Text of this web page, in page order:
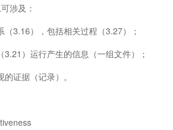
涉及：
），包括相关过程（3.27）；
）运行产生的信息（一组文件）；
据（记录）。